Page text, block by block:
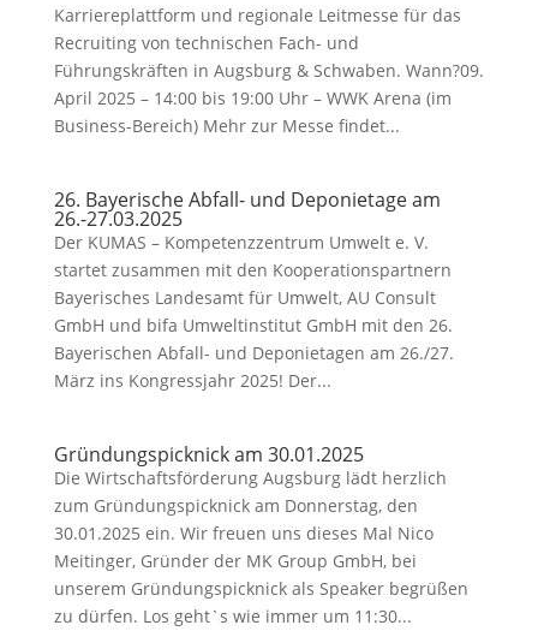
Karriereplattform und regionale Leitmesse für das
Recruiting von technischen Fach- und
Führungskräften in Augsburg & Schwaben. Wann?09.
April 2025 – 14:00 bis 19:00 Uhr – WWK Arena (im
Business-Bereich) Mehr zur Messe findet...
26. Bayerische Abfall- und Deponietage am
26.-27.03.2025
Der KUMAS – Kompetenzzentrum Umwelt e. V.
startet zusammen mit den Kooperationspartnern
Bayerisches Landesamt für Umwelt, AU Consult
GmbH und bifa Umweltinstitut GmbH mit den 26.
Bayerischen Abfall- und Deponietagen am 26./27.
März ins Kongressjahr 2025! Der...
Gründungspicknick am 30.01.2025
Die Wirtschaftsförderung Augsburg lädt herzlich
zum Gründungspicknick am Donnerstag, den
30.01.2025 ein. Wir freuen uns dieses Mal Nico
Meitinger, Gründer der MK Group GmbH, bei
unserem Gründungspicknick als Speaker begrüßen
zu dürfen. Los geht`s wie immer um 11:30...